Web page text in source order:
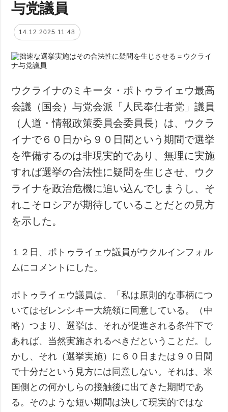
与党議員
14.12.2025 11:48
ウクライナのミキータ・ポトゥライェウ最高
会議（国会）与党会派「人民奉仕者党」議員
（人道・情報政策委員会委員長）は、ウクラ
イナで６０日から９０日間という期間で選挙
を準備するのは非現実的であり、無理に実施
すれば選挙の合法性に疑問を生じさせ、ウク
ライナを政治危機に追い込んでしまうし、そ
れこそロシアが期待していることだとの見方
を示した。
１２日、ポトゥライェウ議員がウクルインフォル
ムにコメントにした。
ポトゥライェウ議員は、「私は原則的な事柄につ
いてはゼレンシキー大統領に同意している。（中
略）つまり、選挙は、それが促進される条件下で
あれば、当然実施されるべきだということだ。し
かし、それ（選挙実施）に６０日または９０日間
で十分だという見方には同意しない。それは、米
国側との何かしらの接触後に出てきた期間であ
る。そのような短い期間は決して現実的ではな